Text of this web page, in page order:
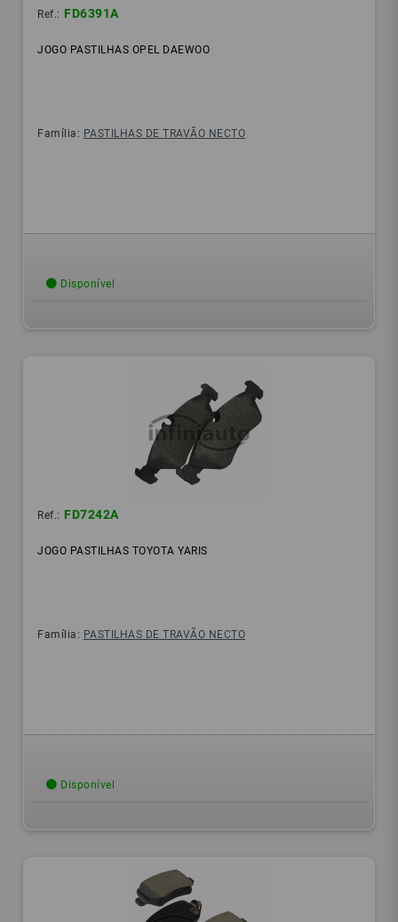
Ref.: FD6391A
JOGO PASTILHAS OPEL DAEWOO
Família: PASTILHAS DE TRAVÃO NECTO
Disponível
Ref.: FD7242A
JOGO PASTILHAS TOYOTA YARIS
Família: PASTILHAS DE TRAVÃO NECTO
Disponível